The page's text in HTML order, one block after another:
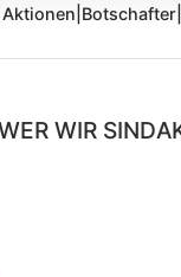
Aktionen Botschafter
WIR SIND